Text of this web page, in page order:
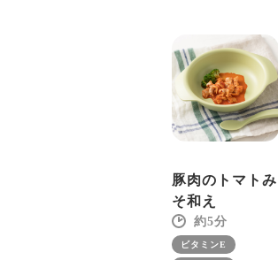
豚肉のトマトみ
そ和え
5
ビタミンE